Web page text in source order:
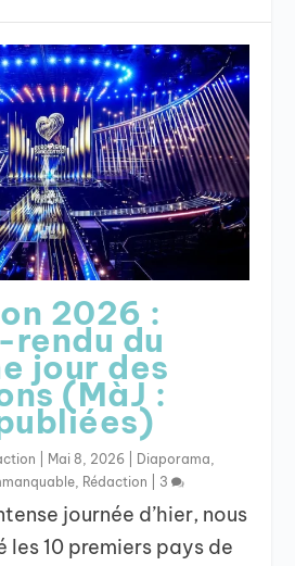
2026 :
du
jour des
(MàJ :
Mai 8, 2026 Diaporama,
, Rédaction 3
journée d’hier, nous
les 10 premiers pays de